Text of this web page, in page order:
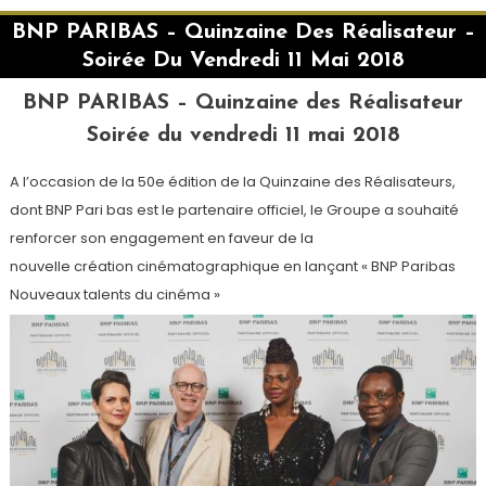
BNP PARIBAS – Quinzaine Des Réalisateur –
Soirée Du Vendredi 11 Mai 2018
BNP PARIBAS – Quinzaine des Réalisateur
Soirée du vendredi 11 mai 2018
A l’occasion de la 50e édition de la Quinzaine des Réalisateurs,
dont BNP Pari bas est le partenaire officiel, le Groupe a souhaité
renforcer son engagement en faveur de la
nouvelle création cinématographique en lançant « BNP Paribas
Nouveaux talents du cinéma »